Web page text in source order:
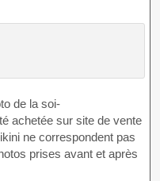
de la soi-
achetée sur site de vente
ne correspondent pas
prises avant et après